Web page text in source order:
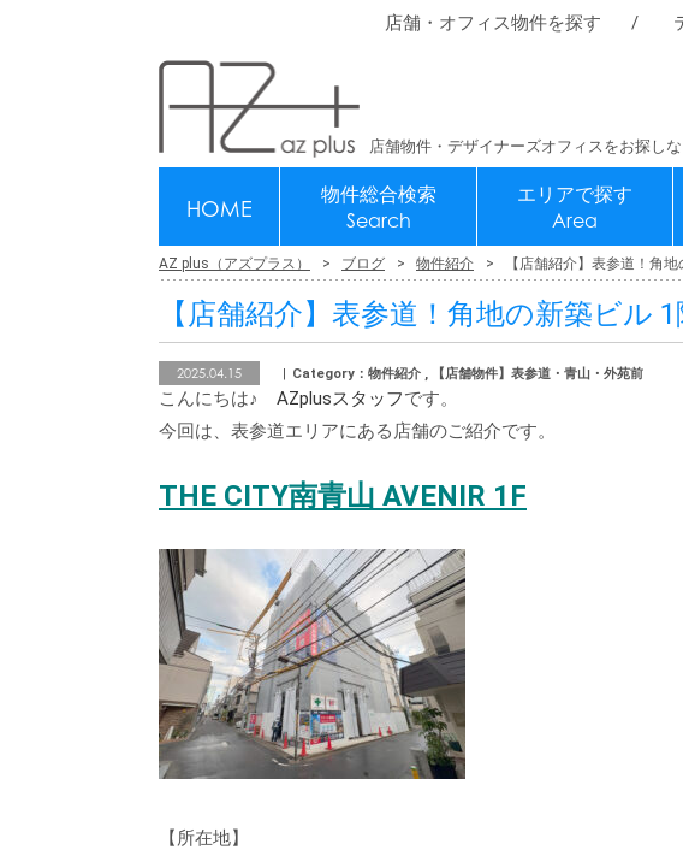
店舗物件・デザイナーズオフィスをお探し
店舗・オフィス物件を探す
HOME
物件総合検索
Search
エリアで探す
Area
AZ plus（アズプラス） ブログ 物件紹介 【店舗紹介】表参道！角
【店舗紹介】表参道！角地の新築ビル
2025.04.15 Category：物件紹介 , 【店舗物件】表参道・青山・外苑前
こんにちは♪ AZplusスタッフです。
今回は、表参道エリアにある店舗のご紹介です。
THE CITY南青山 AVENIR 1F
【所在地】